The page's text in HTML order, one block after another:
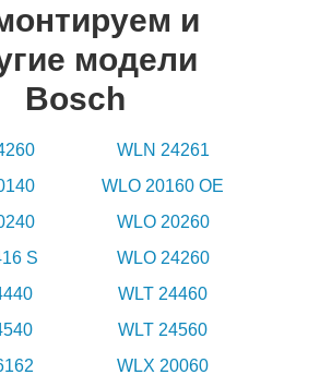
и
модели
Bosch
WLN 24261
WLO 20160 OE
WLO 20260
S
WLO 24260
WLT 24460
WLT 24560
WLX 20060